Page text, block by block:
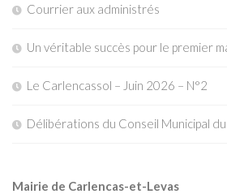
Courrier aux administrés
Un véritable succès pour le premier
Le Carlencassol – Juin 2026 – N°2
Délibérations du Conseil Municipal
Mairie de Carlencas-et-Levas